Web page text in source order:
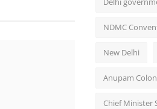
NDMC
New Delhi
Anupam
Chief Minister